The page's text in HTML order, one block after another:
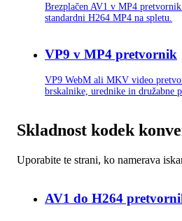
Brezplačen AV1 v MP4
standardni H264 MP4 na spletu.
VP9 v MP4 pretvornik
VP9 WebM ali MKV video
brskalnike, urednike in družabne
Skladnost kodek
Uporabite te strani, ko namerava
AV1 do H264